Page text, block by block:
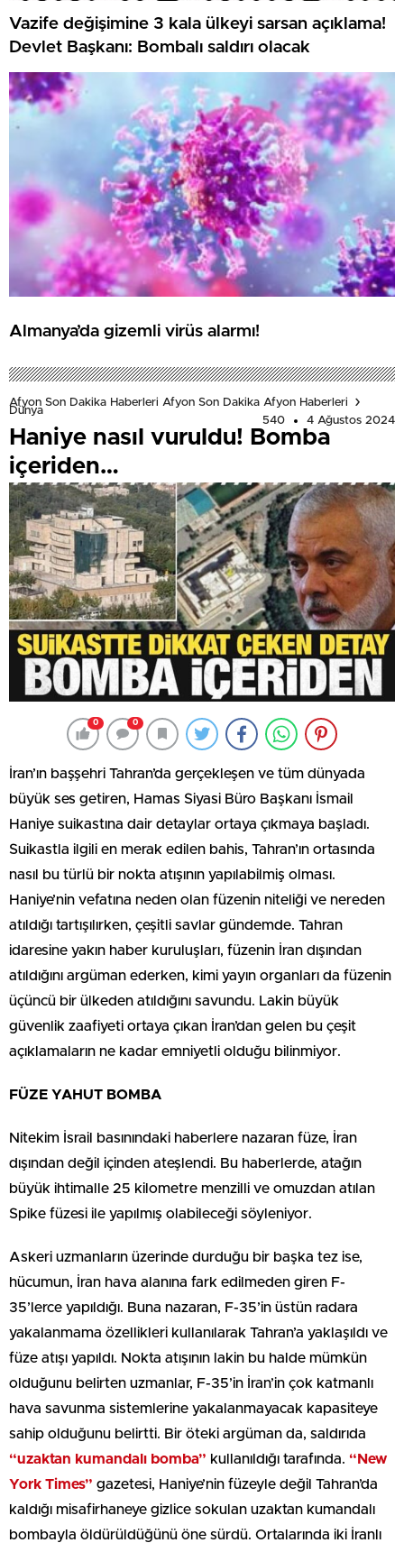
Vazife değişimine 3 kala ülkeyi sarsan açıklama!
Devlet Başkanı: Bombalı saldırı olacak
Almanya’da gizemli virüs alarmı!
Afyon Son Dakika Haberleri Afyon Son Dakika Afyon Haberleri
Dünya
540
4 Ağustos 2024
Haniye nasıl vuruldu! Bomba
içeriden…
0 0
İran’ın başşehri Tahran’da gerçekleşen ve tüm dünyada
büyük ses getiren, Hamas Siyasi Büro Başkanı İsmail
Haniye suikastına dair detaylar ortaya çıkmaya başladı.
Suikastla ilgili en merak edilen bahis, Tahran’ın ortasında
nasıl bu türlü bir nokta atışının yapılabilmiş olması.
Haniye’nin vefatına neden olan füzenin niteliği ve nereden
atıldığı tartışılırken, çeşitli savlar gündemde. Tahran
idaresine yakın haber kuruluşları, füzenin İran dışından
atıldığını argüman ederken, kimi yayın organları da füzenin
üçüncü bir ülkeden atıldığını savundu. Lakin büyük
güvenlik zaafiyeti ortaya çıkan İran’dan gelen bu çeşit
açıklamaların ne kadar emniyetli olduğu bilinmiyor.
FÜZE YAHUT BOMBA
Nitekim İsrail basınındaki haberlere nazaran füze, İran
dışından değil içinden ateşlendi. Bu haberlerde, atağın
büyük ihtimalle 25 kilometre menzilli ve omuzdan atılan
Spike füzesi ile yapılmış olabileceği söyleniyor.
Askeri uzmanların üzerinde durduğu bir başka tez ise,
hücumun, İran hava alanına fark edilmeden giren F-
35’lerce yapıldığı. Buna nazaran, F-35’in üstün radara
yakalanmama özellikleri kullanılarak Tahran’a yaklaşıldı ve
füze atışı yapıldı. Nokta atışının lakin bu halde mümkün
olduğunu belirten uzmanlar, F-35’in İran’in çok katmanlı
hava savunma sistemlerine yakalanmayacak kapasiteye
sahip olduğunu belirtti. Bir öteki argüman da, saldırıda
“uzaktan kumandalı bomba” kullanıldığı tarafında. “New
York Times” gazetesi, Haniye’nin füzeyle değil Tahran’da
kaldığı misafirhaneye gizlice sokulan uzaktan kumandalı
bombayla öldürüldüğünü öne sürdü. Ortalarında iki İranlı